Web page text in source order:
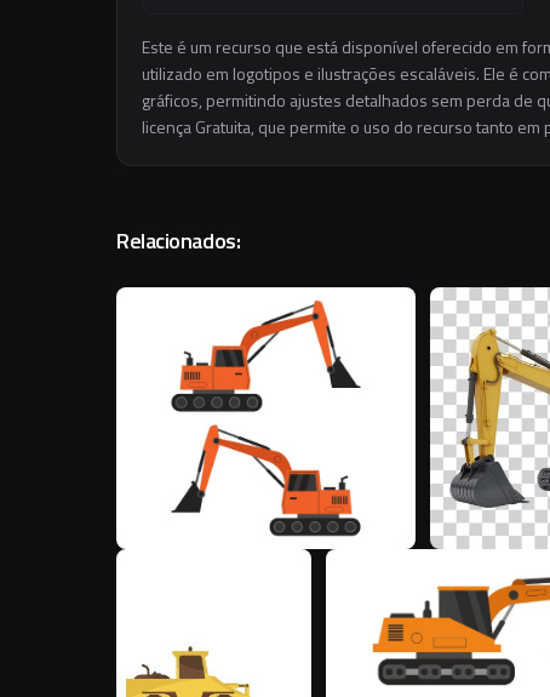
Este é um recurso que está disponível oferecido em
utilizado em logotipos e ilustrações escaláveis. Ele é
gráficos, permitindo ajustes detalhados sem perda de
licença Gratuita, que permite o uso do recurso tanto
Relacionados: